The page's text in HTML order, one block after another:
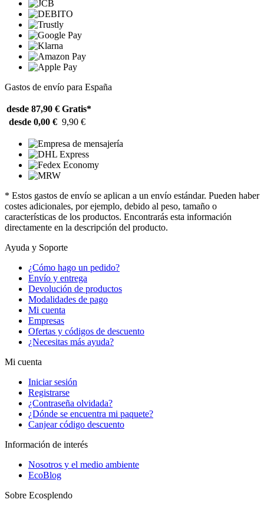
Gastos de envío para España
desde 87,90 € Gratis*
desde 0,00 € 9,90 €
* Estos gastos de envío se aplican a un envío estándar. Pueden haber
costes adicionales, por ejemplo, debido al peso, tamaño o
características de los productos. Encontrarás esta información
directamente en la descripción del producto.
Ayuda y Soporte
¿Cómo hago un pedido?
Envío y entrega
Devolución de productos
Modalidades de pago
Mi cuenta
Empresas
Ofertas y códigos de descuento
¿Necesitas más ayuda?
Mi cuenta
Iniciar sesión
Registrarse
¿Contraseña olvidada?
¿Dónde se encuentra mi paquete?
Canjear código descuento
Información de interés
Nosotros y el medio ambiente
EcoBlog
Sobre Ecosplendo